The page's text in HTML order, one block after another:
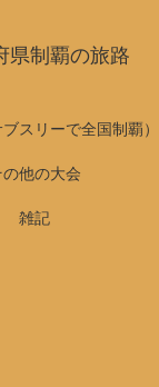
制覇の旅路
スリーで全国制覇）
の他の大会
雑記